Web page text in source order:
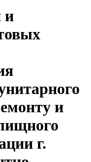
и
и
г.